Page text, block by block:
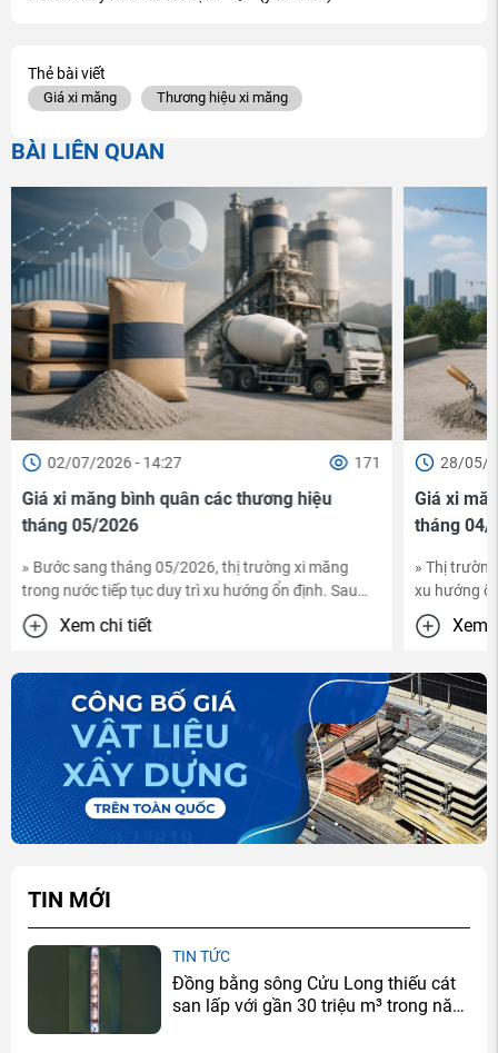
Thẻ bài viết
Giá xi măng Thương hiệu xi măng
BÀI LIÊN QUAN
171
hiệu
măng
Sau
28/05/2026 - 16:10 27
Giá xi măng bình quân các thương hiệu
tháng 04/2026
» Thị trường xi măng tháng 04/2026 tiếp tục duy trì
xu hướng ổn định sau giai đoạn phục hồi trong
tháng 03. Mặt bằng ...
TIN MỚI
TIN TỨC
Đồng bằng sông Cửu Long thiếu cát
san lấp với gần 30 triệu m³ trong năm